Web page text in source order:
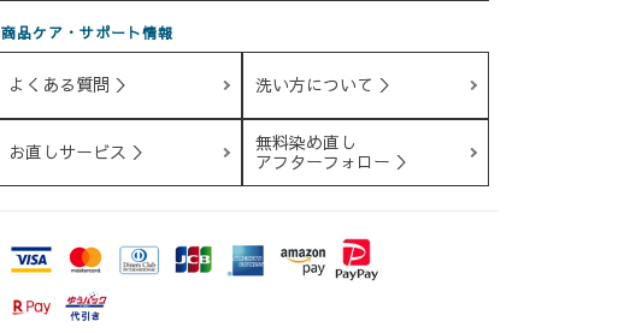
商品ケア・サポート情報
よくある質問 ＞ 洗い方について ＞
お直しサービス ＞
無料染め直し
アフターフォロー ＞